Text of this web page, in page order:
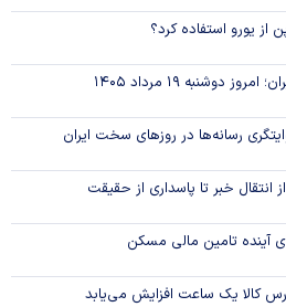
از یورو استفاده کرد؟
دوشنبه ۱۹ مرداد ۱۴۰۵
رسانه‌ها در روز‌های سخت ایران
انتقال خبر تا پاسداری از حقیقت
آینده تامین مالی مسکن
کالا یک ساعت افزایش می‌یابد